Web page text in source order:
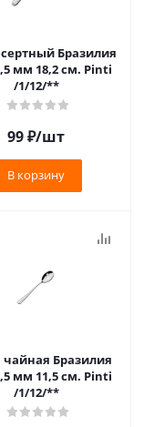
Бразилия
/1/12/**
99₽/шт
В корзину
Бразилия
/1/12/**